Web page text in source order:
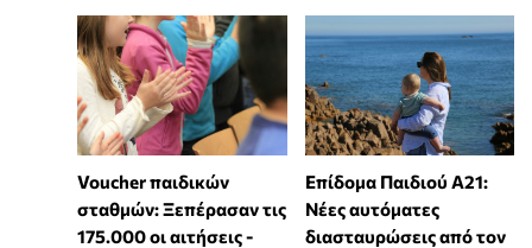
Voucher παιδικών
σταθμών: Ξεπέρασαν τις
175.000 οι αιτήσεις -
Επίδομα Παιδιού Α21:
Νέες αυτόματες
διασταυρώσεις από τον